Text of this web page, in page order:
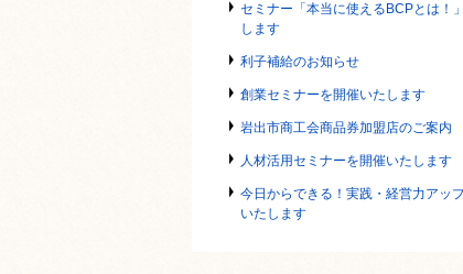
セミナー「本当に使えるBCPとは！
します
利子補給のお知らせ
創業セミナーを開催いたします
岩出市商工会商品券加盟店のご案内
人材活用セミナーを開催いたします
今日からできる！実践・経営力アッ
いたします